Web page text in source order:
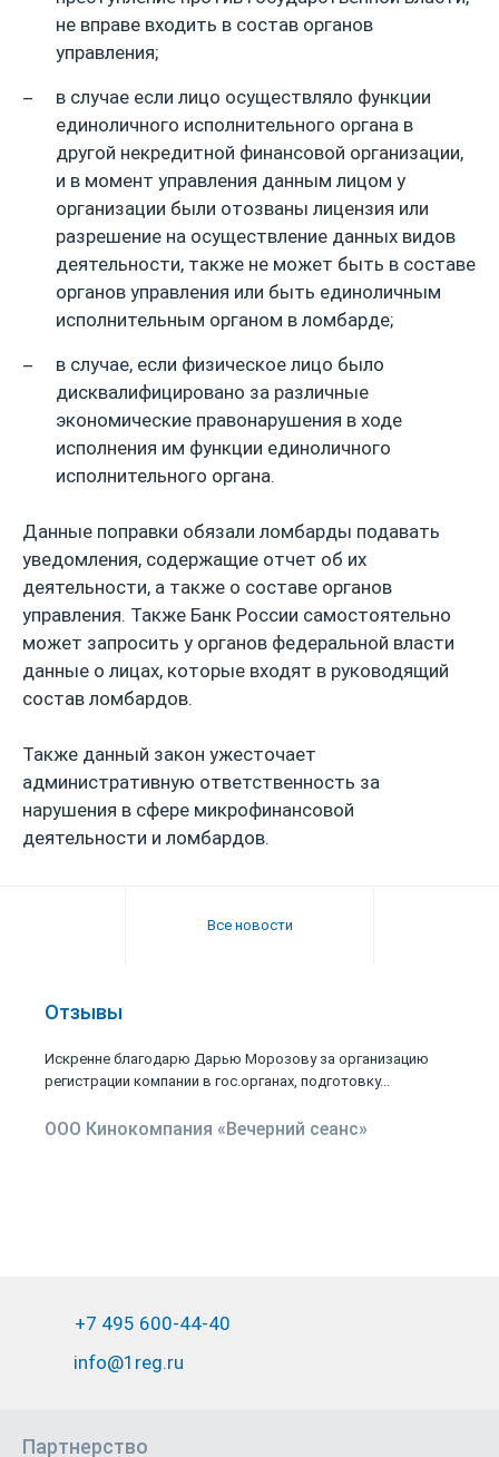
не вправе входить в состав органов
управления;
в случае если лицо осуществляло функции
единоличного исполнительного органа в
другой некредитной финансовой организации,
и в момент управления данным лицом у
организации были отозваны лицензия или
разрешение на осуществление данных видов
деятельности, также не может быть в составе
органов управления или быть единоличным
исполнительным органом в ломбарде;
в случае, если физическое лицо было
дисквалифицировано за различные
экономические правонарушения в ходе
исполнения им функции единоличного
исполнительного органа.
Данные поправки обязали ломбарды подавать
уведомления, содержащие отчет об их
деятельности, а также о составе органов
управления. Также Банк России самостоятельно
может запросить у органов федеральной власти
данные о лицах, которые входят в руководящий
состав ломбардов.
Также данный закон ужесточает
административную ответственность за
нарушения в сфере микрофинансовой
деятельности и ломбардов.
Все новости
Отзывы
Искренне благодарю Дарью Морозову за организацию
регистрации компании в гос.органах, подготовку...
ООО Кинокомпания «Вечерний сеанс»
+7 495 600-44-40
info@1reg.ru
Партнерство